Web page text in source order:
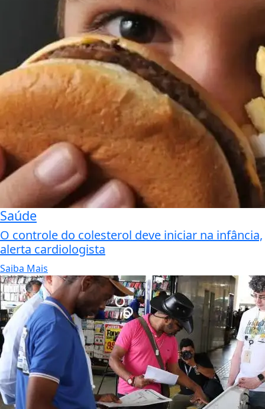
Saúde
O controle do colesterol deve iniciar na infância,
alerta cardiologista
Saiba Mais